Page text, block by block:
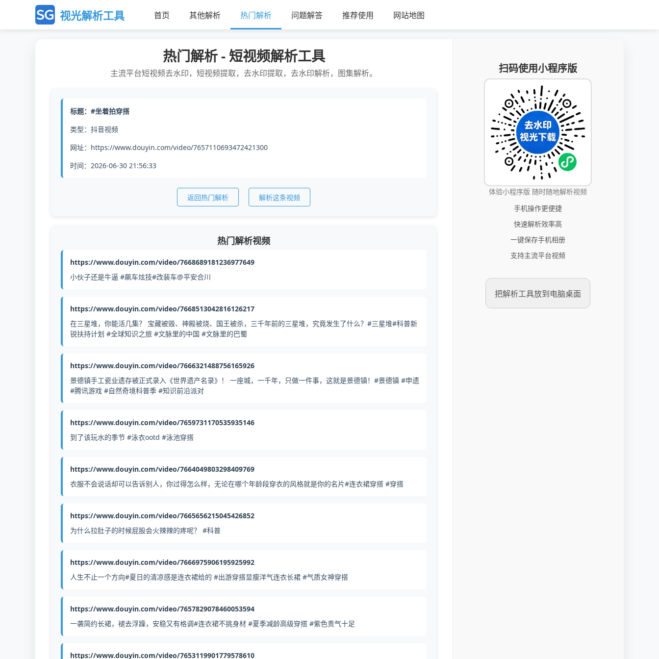
视光解析工具 首页 其他解析 热门解析 问题解答 推荐使用 网站地图
热门解析 - 短视频解析工具
主流平台短视频去水印，短视频提取，去水印提取，去水印解析，图集解析。
标题：#坐着拍穿搭
类型：抖音视频
网址：https://www.douyin.com/video/7657110693472421300
时间：2026-06-30 21:56:33
返回热门解析 解析这条视频
热门解析视频
https://www.douyin.com/video/7668689181236977649
小伙子还是牛逼 #飙车炫技#改装车@平安合川
https://www.douyin.com/video/7668513042816126217
在三星堆，你能活几集？ 宝藏被毁、神殿被烧、国王被杀，三千年前的三星堆，究竟发生了什么？#三星堆#科普新
锐扶持计划 #全球知识之旅 #文脉里的中国 #文脉里的巴蜀
https://www.douyin.com/video/7666321488756165926
景德镇手工瓷业遗存被正式录入《世界遗产名录》！ 一座城，一千年，只做一件事，这就是景德镇！#景德镇 #申遗
#腾讯游戏 #自然奇境科普季 #知识前沿派对
https://www.douyin.com/video/7659731170535935146
到了该玩水的季节 #泳衣ootd #泳池穿搭
https://www.douyin.com/video/7664049803298409769
衣服不会说话却可以告诉别人，你过得怎么样，无论在哪个年龄段穿衣的风格就是你的名片#连衣裙穿搭 #穿搭
https://www.douyin.com/video/7665656215045426852
为什么拉肚子的时候屁股会火辣辣的疼呢？ #科普
https://www.douyin.com/video/7666975906195925992
人生不止一个方向#夏日的清凉感是连衣裙给的 #出游穿搭显瘦洋气连衣长裙 #气质女神穿搭
https://www.douyin.com/video/7657829078460053594
一袭简约长裙，褪去浮躁，安稳又有格调#连衣裙不挑身材 #夏季减龄高级穿搭 #紫色贵气十足
https://www.douyin.com/video/7653119901779578610
扫码使用小程序版
体验小程序版 随时随地解析视频
手机操作更便捷
快速解析效率高
一键保存手机相册
支持主流平台视频
把解析工具放到电脑桌面